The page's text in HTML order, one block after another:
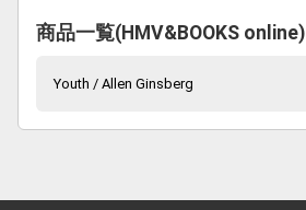
商品一覧(HMV&BOOKS online)
Youth / Allen Ginsberg